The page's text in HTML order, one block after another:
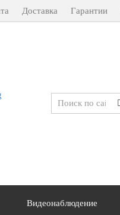
Доставка Гарантии
Видеонаблюдение